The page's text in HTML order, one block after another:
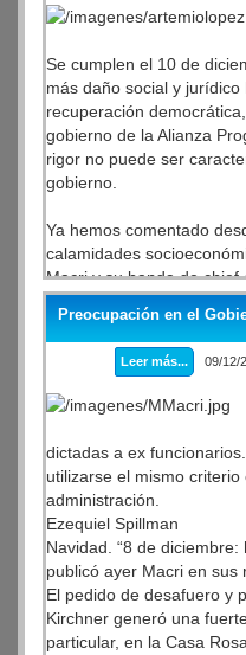
Se cumplen el 10 de
más daño social y
recuperación
gobierno de la Alianza
rigor no puede ser
gobierno.
Ya hemos comentado
calamidades
Macri y su banda de
meses. No
Gobierno, a través del
de Carlos Pagni en
que se llegó por fin al
en noviembre del año 2015.
Preocupación en el
Leer más... 09/
dictadas a ex
utilizarse el mismo
administración.
Ezequiel Spillman
Navidad. “8 de diciembre:
publicó ayer Macri en sus
El pedido de desafuero y
Kirchner generó una
particular, en la Casa